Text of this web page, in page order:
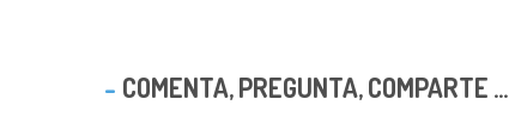
COMENTA, PREGUNTA, COMPARTE ...